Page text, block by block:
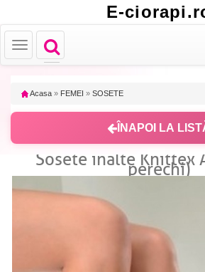
E-
Toggle
navigation
Toggle
navigation
Acasa » FEMEI » SOSETE
ÎNAPOI LA
Sosete inalte Knittex
perechi)